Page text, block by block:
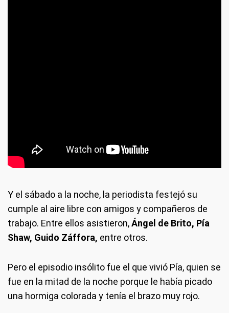
Y el sábado a la noche, la periodista festejó su
cumple al aire libre con amigos y compañeros de
trabajo. Entre ellos asistieron,Ángel de Brito, Pía
Shaw, Guido Záffora, entre otros.
Pero el episodio insólito fue el que vivió Pía, quien se
fue en la mitad de la noche porque le había picado
una hormiga colorada y tenía el brazo muy rojo.